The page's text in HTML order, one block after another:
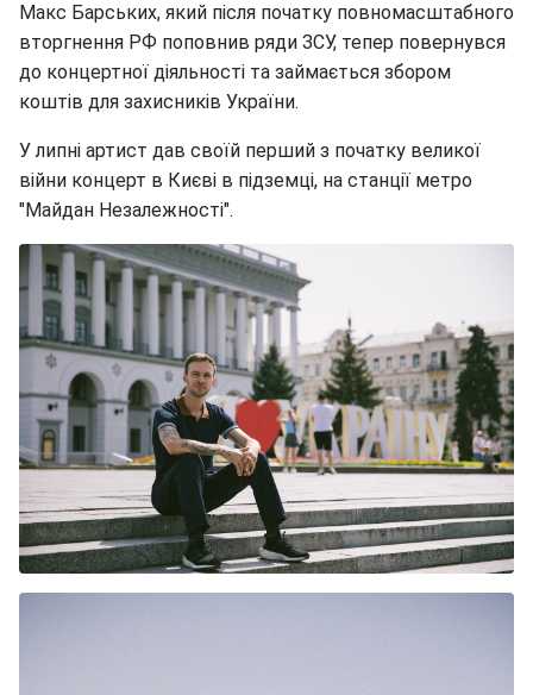
Макс Барських, який після початку повномасштабного
вторгнення РФ поповнив ряди ЗСУ, тепер повернувся
до концертної діяльності та займається збором
коштів для захисників України.
У липні артист дав своїй перший з початку великої
війни концерт в Києві в підземці, на станції метро
"Майдан Незалежності".